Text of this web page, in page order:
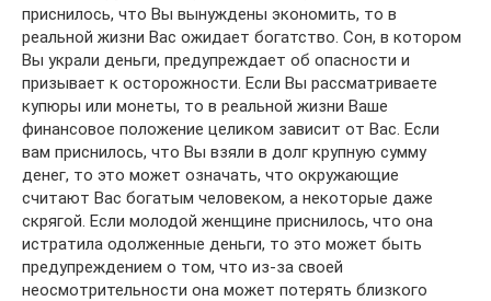
приснилось, что Вы вынуждены экономить, то в
реальной жизни Вас ожидает богатство. Сон, в котором
Вы украли деньги, предупреждает об опасности и
призывает к осторожности. Если Вы рассматриваете
купюры или монеты, то в реальной жизни Ваше
финансовое положение целиком зависит от Вас. Если
вам приснилось, что Вы взяли в долг крупную сумму
денег, то это может означать, что окружающие
считают Вас богатым человеком, а некоторые даже
скрягой. Если молодой женщине приснилось, что она
истратила одолженные деньги, то это может быть
предупреждением о том, что из-за своей
неосмотрительности она может потерять близкого